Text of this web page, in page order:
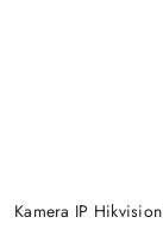
Kamera IP